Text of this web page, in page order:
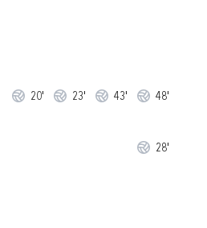
20' 23' 43' 48'
28'